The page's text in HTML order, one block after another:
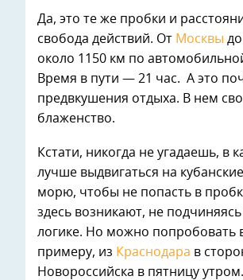
Да, это те же пробки и
свобода действий. От Москвы
около 1150 км по
Время в пути — 21 час. А это
предвкушения отдыха. В нем
блаженство.
Кстати, никогда не угадаешь, в
лучше выдвигаться на
морю, чтобы не попасть в
здесь возникают, не
логике. Но можно попробовать
примеру, из Краснодара в
Новороссийска в пятницу